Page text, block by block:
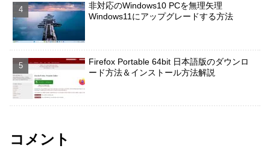
非対応のWindows10 PCを無理矢理
Windows11にアップグレードする方法
Firefox Portable 64bit 日本語版のダウンロ
ード方法＆インストール方法解説
コメント